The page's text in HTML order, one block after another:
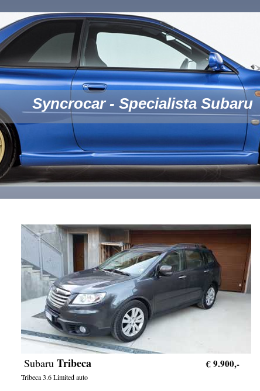
Syncrocar - Specialista Subaru
Subaru Tribeca € 9.900,-
Tribeca 3.6 Limited auto